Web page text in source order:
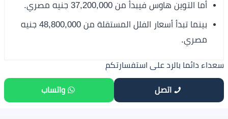
أما التوين هاوس فيبدأ من 37,200,000 جنيه مصري.
بينما تبدأ أسعار الفلل المستقلة من 48,800,000 جنيه
مصري.
سعداء دائما بالرد على استفسارتكم
اتصل واتساب